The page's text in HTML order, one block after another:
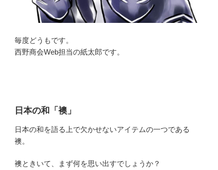
毎度どうもです。
西野商会Web担当の紙太郎です。
日本の和「襖」
日本の和を語る上で欠かせないアイテムの一つである
襖。
襖ときいて、まず何を思い出すでしょうか？